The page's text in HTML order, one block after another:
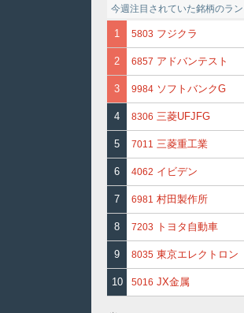
今週注目されていた銘柄のラ
1 5803 フジクラ
2 6857 アドバンテスト
3 9984 ソフトバンクG
4 8306 三菱UFJFG
5 7011 三菱重工業
6 4062 イビデン
7 6981 村田製作所
8 7203 トヨタ自動車
9 8035 東京エレクトロン
10 5016 JX金属